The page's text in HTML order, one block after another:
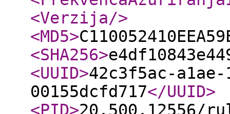
<Verzija/>
<MD5>
<SHA256>
<UUID>42c3f5ac-a1ae-
00155dcfd717</UUID>
<PID>20.500.12556/